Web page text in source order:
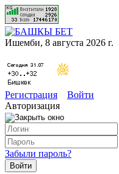
Ишемби, 8 августа 2026 г.
Регистрация
Войти
Авторизация
Забыли пароль?